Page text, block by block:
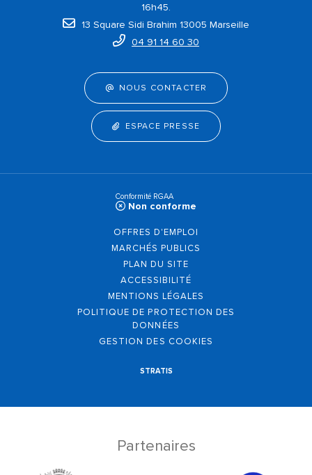
16h45.
13 Square Sidi Brahim 13005 Marseille
04 91 14 60 30
NOUS CONTACTER
ESPACE PRESSE
Conformité RGAA
Non conforme
OFFRES D'EMPLOI
MARCHÉS PUBLICS
PLAN DU SITE
ACCESSIBILITÉ
MENTIONS LÉGALES
POLITIQUE DE PROTECTION DES
DONNÉES
GESTION DES COOKIES
STRATIS
Partenaires